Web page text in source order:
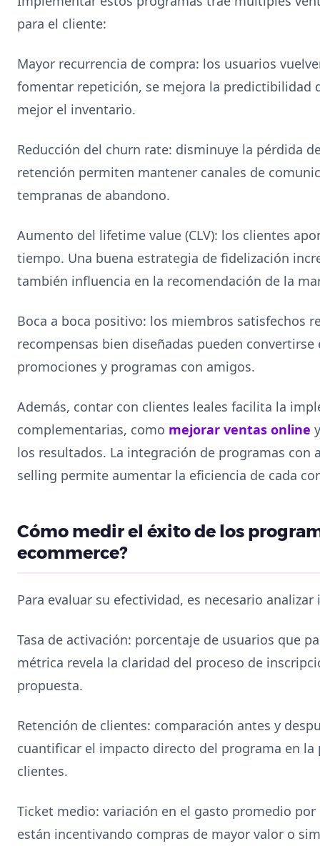
para el cliente:
Mayor recurrencia de compra: los usuarios
fomentar repetición, se mejora la predictibilidad
mejor el inventario.
Reducción del churn rate: disminuye la pérdida
retención permiten mantener canales de
tempranas de abandono.
Aumento del lifetime value (CLV): los clientes
tiempo. Una buena estrategia de fidelización
también influencia en la recomendación de la
Boca a boca positivo: los miembros satisfechos
recompensas bien diseñadas pueden
promociones y programas con amigos.
Además, contar con clientes leales facilita la
complementarias, como mejorar ventas online
los resultados. La integración de programas con
selling permite aumentar la eficiencia de cada
Cómo medir el éxito de los
ecommerce?
Para evaluar su efectividad, es necesario analizar
Tasa de activación: porcentaje de usuarios que
métrica revela la claridad del proceso de
propuesta.
Retención de clientes: comparación antes y
cuantificar el impacto directo del programa en la
clientes.
Ticket medio: variación en el gasto promedio
están incentivando compras de mayor valor o